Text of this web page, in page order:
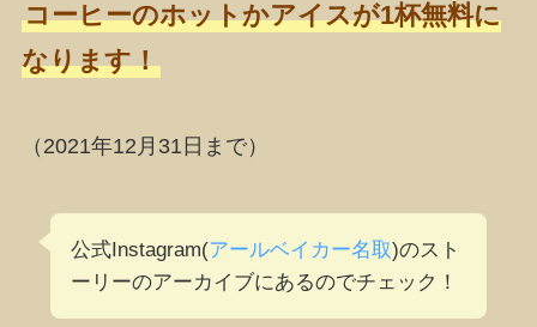
コーヒーのホットかアイスが1杯無料に
なります！
（2021年12月31日まで）
公式Instagram(アールベイカー名取)のスト
ーリーのアーカイブにあるのでチェック！